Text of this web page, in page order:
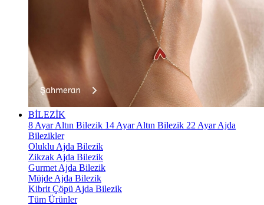
BİLEZİK
8 Ayar Altın Bilezik 14 Ayar Altın Bilezik 22 Ayar Ajda
Bilezikler
Oluklu Ajda Bilezik
Zikzak Ajda Bilezik
Gurmet Ajda Bilezik
Müjde Ajda Bilezik
Kibrit Çöpü Ajda Bilezik
Tüm Ürünler